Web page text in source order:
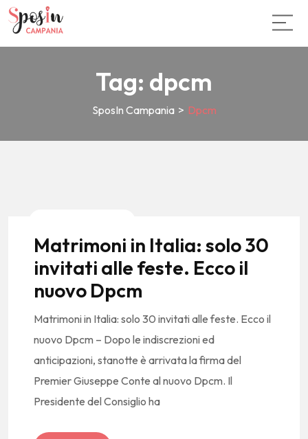
Tag: dpcm
SposIn Campania > Dpcm
Matrimoni in Italia: solo 30
invitati alle feste. Ecco il
nuovo Dpcm
Matrimoni in Italia: solo 30 invitati alle feste. Ecco il
nuovo Dpcm – Dopo le indiscrezioni ed
anticipazioni, stanotte è arrivata la firma del
Premier Giuseppe Conte al nuovo Dpcm. Il
Presidente del Consiglio ha